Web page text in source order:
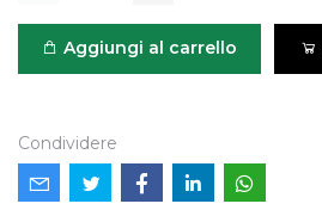
Aggiungi al carrello
Condividere